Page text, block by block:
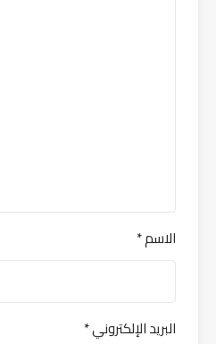
الاسم*
البريد الإلكتروني*